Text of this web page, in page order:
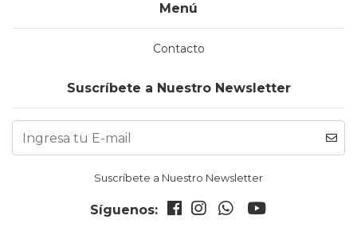
Menú
Contacto
Suscríbete a Nuestro Newsletter
Suscríbete a Nuestro Newsletter
Síguenos: